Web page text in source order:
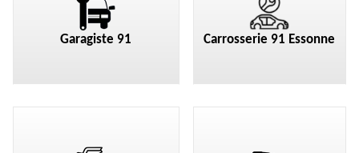
Garagiste 91 Carrosserie 91 Essonne